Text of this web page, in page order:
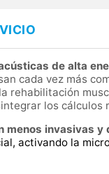
de alta
cada vez más
rehabilitación
los cálculos
menos invasivas y
activando la